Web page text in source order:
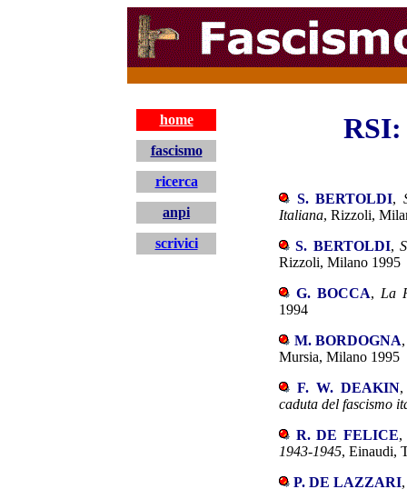
home
S. BERTOLDI,
Italiana, Rizzoli,
S. BERTOLDI,
Rizzoli, Milano 1995
G. BOCCA, La
1994
M. BORDOGNA
Mursia, Milano 1995
F. W. DEAKIN
caduta del fascismo
R. DE FELICE
1943-1945, Einaudi,
P. DE LAZZARI
fascismo
ricerca
anpi
scrivici